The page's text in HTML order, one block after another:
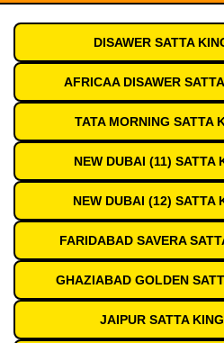
DISAWER SATTA
AFRICAA DISAWER
TATA MORNING SATTA
NEW DUBAI (11) SATTA
NEW DUBAI (12) SATTA
FARIDABAD SAVERA
GHAZIABAD GOLDEN
JAIPUR SATTA